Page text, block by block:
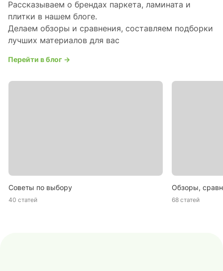
Рассказываем о брендах паркета, ламината и
плитки в нашем блоге.
Делаем обзоры и сравнения, составляем подборки
лучших материалов для вас
Перейти в блог →
Советы по выбору
40 статей
Обзоры,
68 статей